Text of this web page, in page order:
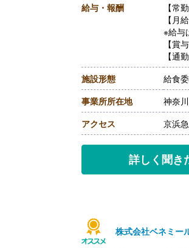
給与・報酬
【常勤
【月
※給与
【賞
【通
※公共
※マイ
【昇
【退
施設形態
給食
事業所所在地
神奈
アクセス
京浜
詳しく聞き
株式会社ベネミー